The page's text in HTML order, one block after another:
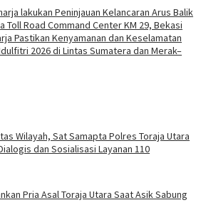
lakukan Peninjauan Kelancaran Arus Balik
Toll Road Command Center KM 29, Bekasi
Pastikan Kenyamanan dan Keselamatan
2026 di Lintas Sumatera dan Merak–
Wilayah, Sat Samapta Polres Toraja Utara
dan Sosialisasi Layanan 110
Pria Asal Toraja Utara Saat Asik Sabung